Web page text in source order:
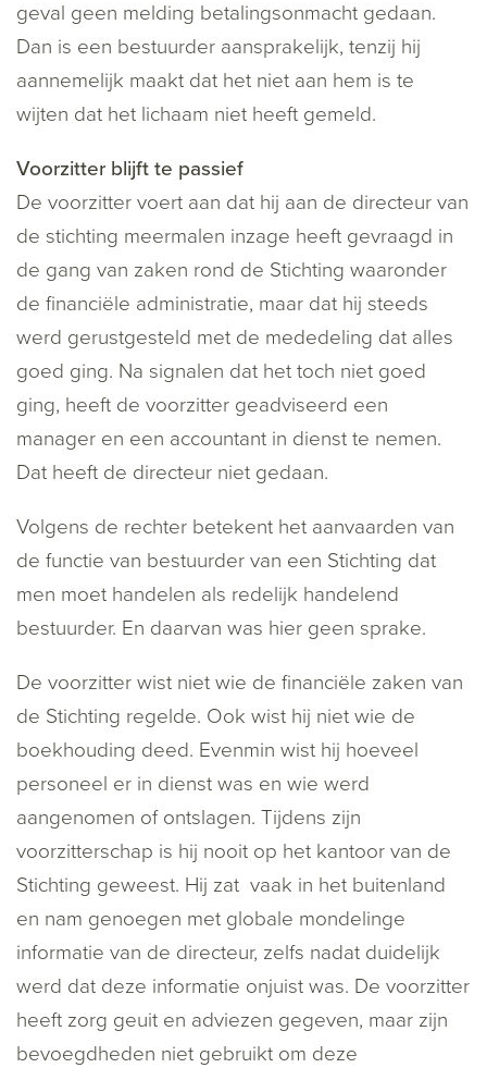
geval geen melding betalingsonmacht gedaan.
Dan is een bestuurder aansprakelijk, tenzij hij
aannemelijk maakt dat het niet aan hem is te
wijten dat het lichaam niet heeft gemeld.
Voorzitter blijft te passief
De voorzitter voert aan dat hij aan de directeur van
de stichting meermalen inzage heeft gevraagd in
de gang van zaken rond de Stichting waaronder
de financiële administratie, maar dat hij steeds
werd gerustgesteld met de mededeling dat alles
goed ging. Na signalen dat het toch niet goed
ging, heeft de voorzitter geadviseerd een
manager en een accountant in dienst te nemen.
Dat heeft de directeur niet gedaan.
Volgens de rechter betekent het aanvaarden van
de functie van bestuurder van een Stichting dat
men moet handelen als redelijk handelend
bestuurder. En daarvan was hier geen sprake.
De voorzitter wist niet wie de financiële zaken van
de Stichting regelde. Ook wist hij niet wie de
boekhouding deed. Evenmin wist hij hoeveel
personeel er in dienst was en wie werd
aangenomen of ontslagen. Tijdens zijn
voorzitterschap is hij nooit op het kantoor van de
Stichting geweest. Hij zat vaak in het buitenland
en nam genoegen met globale mondelinge
informatie van de directeur, zelfs nadat duidelijk
werd dat deze informatie onjuist was. De voorzitter
heeft zorg geuit en adviezen gegeven, maar zijn
bevoegdheden niet gebruikt om deze